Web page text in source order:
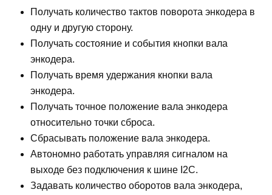
Получать количество тактов поворота энкодера в
одну и другую сторону.
Получать состояние и события кнопки вала
энкодера.
Получать время удержания кнопки вала
энкодера.
Получать точное положение вала энкодера
относительно точки сброса.
Сбрасывать положение вала энкодера.
Автономно работать управляя сигналом на
выходе без подключения к шине I2C.
Задавать количество оборотов вала энкодера,